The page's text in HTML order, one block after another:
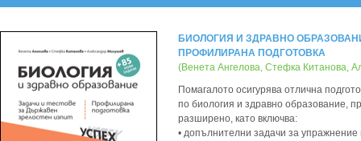
БИОЛОГИЯ И ЗДРАВНО
ПРОФИЛИРАНА ПОДГОТОВКА
(Венета Ангелова, Стефка Китанова,
Помагалото осигурява отлична
по биология и здравно образование,
разширено, като включва:
• допълнителни задачи за